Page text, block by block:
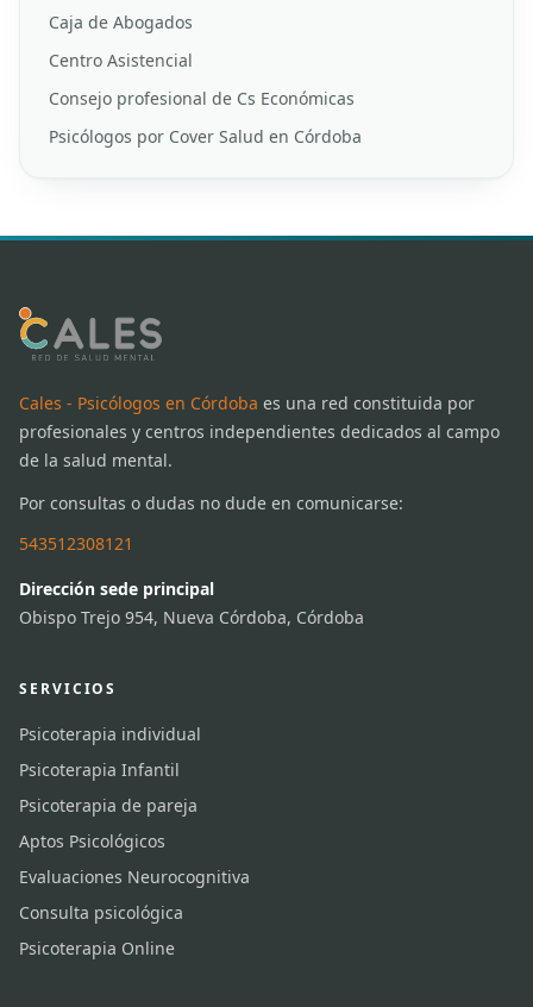
Caja de Abogados
Centro Asistencial
Consejo profesional de Cs Económicas
Psicólogos por Cover Salud en Córdoba
Cales - Psicólogos en Córdoba es una red constituida por
profesionales y centros independientes dedicados al campo
de la salud mental.
Por consultas o dudas no dude en comunicarse:
543512308121
Dirección sede principal
Obispo Trejo 954, Nueva Córdoba, Córdoba
SERVICIOS
Psicoterapia individual
Psicoterapia Infantil
Psicoterapia de pareja
Aptos Psicológicos
Evaluaciones Neurocognitiva
Consulta psicológica
Psicoterapia Online